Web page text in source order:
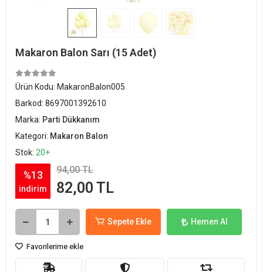
Makaron Balon Sarı (15 Adet)
Ürün Kodu: MakaronBalon005
Barkod: 8697001392610
Marka: Parti Dükkanım
Kategori: Makaron Balon
Stok: 20+
%13
indirim
94,00 TL
82,00 TL
Sepete Ekle Hemen Al
Favorilerime ekle